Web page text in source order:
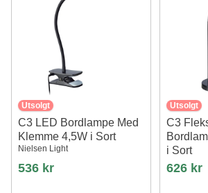
Utsolgt
C3 LED Bordlampe Med
Klemme 4,5W i Sort
Nielsen Light
536 kr
Utsolgt
C3
i Sort
Nielsen
626 kr